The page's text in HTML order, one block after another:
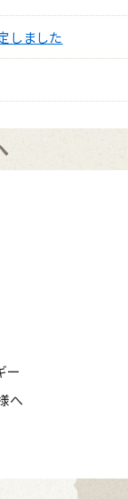
策緊急支援事業
つま市入札参加
方式（特別簡易型
ーアルのお知らせ
しました
ー
へ